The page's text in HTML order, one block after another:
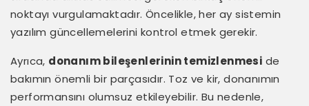
noktayı vurgulamaktadır. Öncelikle, her ay sistemin
yazılım güncellemelerini kontrol etmek gerekir.
Ayrıca, donanım bileşenlerinin temizlenmesi de
bakımın önemli bir parçasıdır. Toz ve kir, donanımın
performansını olumsuz etkileyebilir. Bu nedenle,